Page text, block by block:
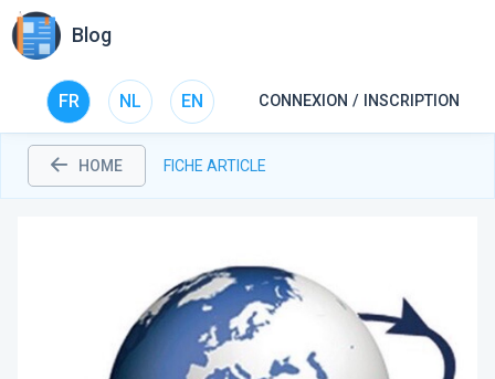
Blog
FR NL EN CONNEXION / INSCRIPTION
HOME FICHE ARTICLE